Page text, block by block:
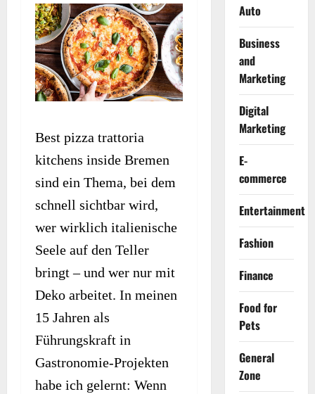
Best pizza trattoria
kitchens inside Bremen
sind ein Thema, bei dem
schnell sichtbar wird,
wer wirklich italienische
Seele auf den Teller
bringt – und wer nur mit
Deko arbeitet. In meinen
15 Jahren als
Führungskraft in
Gastronomie-Projekten
habe ich gelernt: Wenn
Auto
Business
and
Marketing
Digital
Marketing
E-
commerce
Entertainment
Fashion
Finance
Food for
Pets
General
Zone